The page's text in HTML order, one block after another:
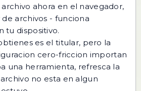
ahora en el navegador,
archivos - funciona
tu dispositivo.
es el titular, pero la
cero-friccion importan
una herramienta, refresca la
no esta en algun